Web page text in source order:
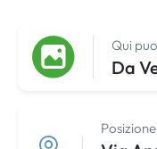
Qui
Da
Posizione